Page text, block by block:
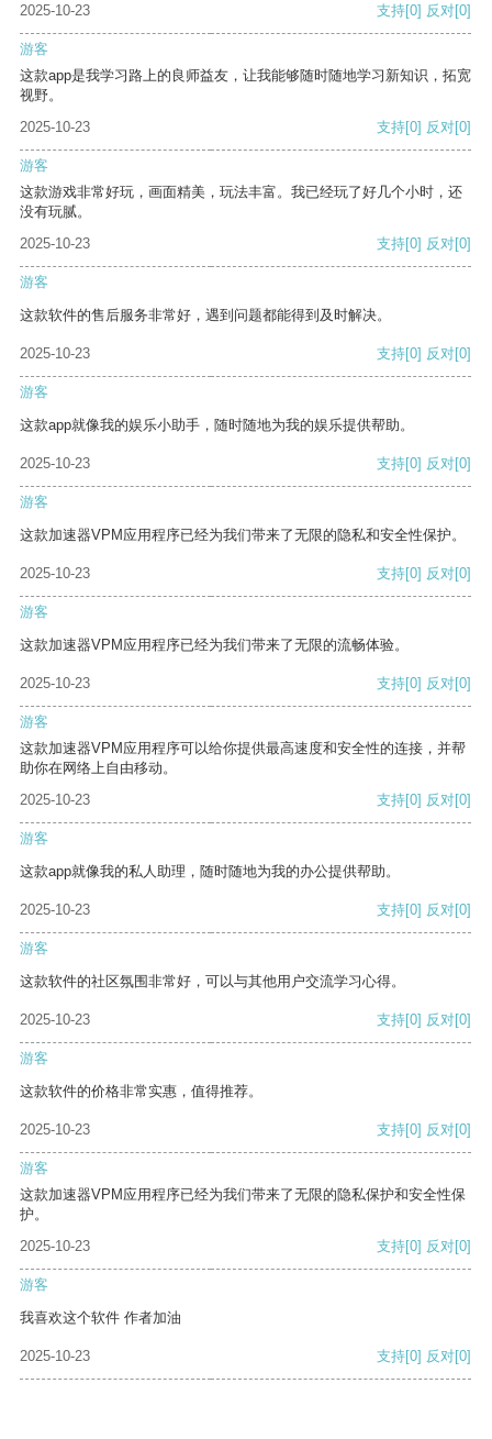
2025-10-23
支持[0] 反对[0]
游客
这款app是我学习路上的良师益友，让我能够随时随地学习新知识，拓宽
视野。
2025-10-23
支持[0] 反对[0]
游客
这款游戏非常好玩，画面精美，玩法丰富。我已经玩了好几个小时，还
没有玩腻。
2025-10-23
支持[0] 反对[0]
游客
这款软件的售后服务非常好，遇到问题都能得到及时解决。
2025-10-23 支持[0] 反对[0]
游客
这款app就像我的娱乐小助手，随时随地为我的娱乐提供帮助。
2025-10-23 支持[0] 反对[0]
游客
这款加速器VPM应用程序已经为我们带来了无限的隐私和安全性保护。
2025-10-23 支持[0] 反对[0]
游客
这款加速器VPM应用程序已经为我们带来了无限的流畅体验。
2025-10-23 支持[0] 反对[0]
游客
这款加速器VPM应用程序可以给你提供最高速度和安全性的连接，并帮
助你在网络上自由移动。
2025-10-23
支持[0] 反对[0]
游客
这款app就像我的私人助理，随时随地为我的办公提供帮助。
2025-10-23 支持[0] 反对[0]
游客
这款软件的社区氛围非常好，可以与其他用户交流学习心得。
2025-10-23 支持[0] 反对[0]
游客
这款软件的价格非常实惠，值得推荐。
2025-10-23 支持[0] 反对[0]
游客
这款加速器VPM应用程序已经为我们带来了无限的隐私保护和安全性保
护。
2025-10-23
支持[0] 反对[0]
游客
我喜欢这个软件 作者加油
2025-10-23 支持[0] 反对[0]